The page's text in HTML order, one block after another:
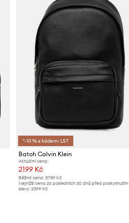
*-10 % s kódem: LST
Batoh Calvin Klein
Aktuální cena:
2199 Kč
Běžná cena: 3789 Kč
Nejnižší cena za posledních 30 dnů před poskytnutím
slevy: 2399 Kč